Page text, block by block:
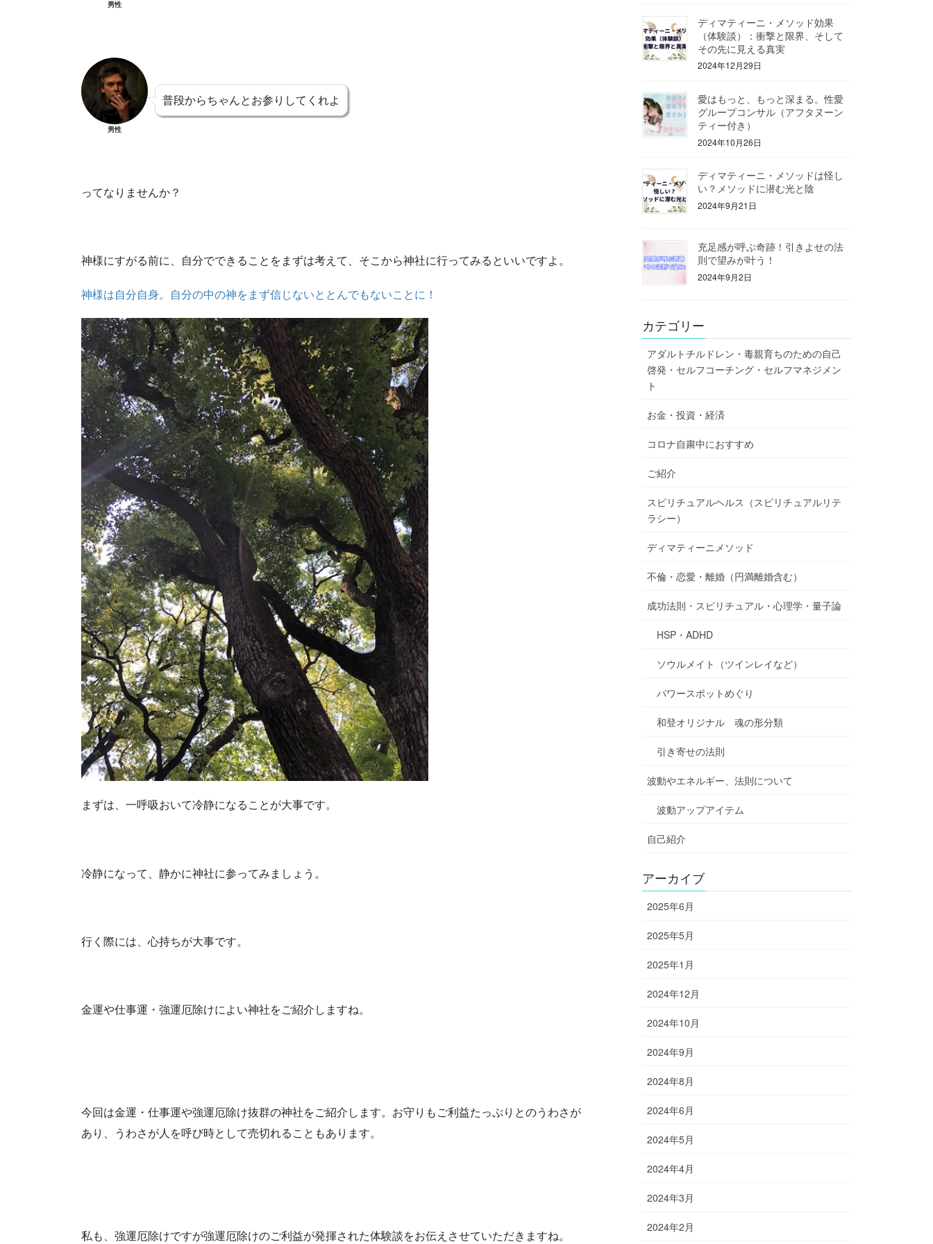
男性
男性
普段からちゃんとお参りしてくれよ
ってなりませんか？
神様にすがる前に、自分でできることをまずは考えて、そこから神社に行ってみるといいですよ。
神様は自分自身。自分の中の神をまず信じないととんでもないことに！
まずは、一呼吸おいて冷静になることが大事です。
冷静になって、静かに神社に参ってみましょう。
行く際には、心持ちが大事です。
金運や仕事運・強運厄除けによい神社をご紹介しますね。
今回は金運・仕事運や強運厄除け抜群の神社をご紹介します。お守りもご利益たっぷりとのうわさが
あり、うわさが人を呼び時として売切れることもあります。
私も、強運厄除けですが強運厄除けのご利益が発揮された体験談をお伝えさせていただきますね。
ディマティーニ・メソッド効果
（体験談）：衝撃と限界、そして
その先に見える真実
2024年12月29日
愛はもっと、もっと深まる。性愛
グループコンサル（アフタヌーン
ティー付き）
2024年10月26日
ディマティーニ・メソッドは怪し
い？メソッドに潜む光と陰
2024年9月21日
充足感が呼ぶ奇跡！引きよせの法
則で望みが叶う！
2024年9月2日
カテゴリー
アダルトチルドレン・毒親育ちのための自己
啓発・セルフコーチング・セルフマネジメン
ト
お金・投資・経済
コロナ自粛中におすすめ
ご紹介
スピリチュアルヘルス（スピリチュアルリテ
ラシー）
ディマティーニメソッド
不倫・恋愛・離婚（円満離婚含む）
成功法則・スピリチュアル・心理学・量子論
HSP・ADHD
ソウルメイト（ツインレイなど）
パワースポットめぐり
和登オリジナル 魂の形分類
引き寄せの法則
波動やエネルギー、法則について
波動アップアイテム
自己紹介
アーカイブ
2025年6月
2025年5月
2025年1月
2024年12月
2024年10月
2024年9月
2024年8月
2024年6月
2024年5月
2024年4月
2024年3月
2024年2月